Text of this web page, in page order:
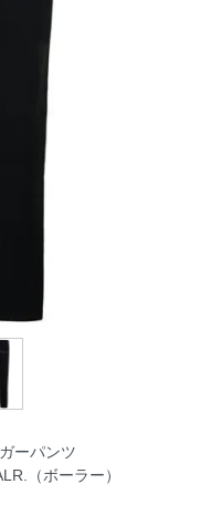
ーパンツ
（ボーラー）